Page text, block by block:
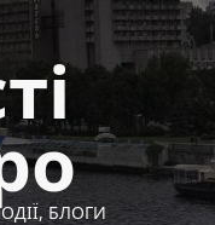
БЛОГИ